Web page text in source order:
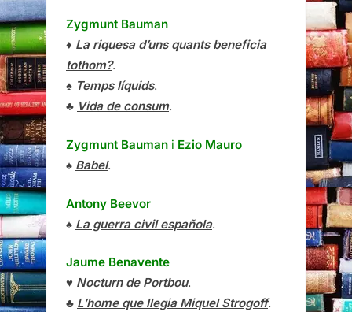
Zygmunt Bauman
♦ La riquesa d’uns quants beneficia
tothom?.
♠ Temps líquids.
♣ Vida de consum.
Zygmunt Bauman i Ezio Mauro
♠ Babel.
Antony Beevor
♠ La guerra civil española.
Jaume Benavente
♥ Nocturn de Portbou.
♣ L’home que llegia Miquel Strogoff.